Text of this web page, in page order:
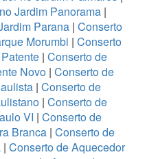
Jardim Panorama|
Parana | Conserto
Morumbi | Conserto
| Conserto de
Novo | Conserto de
| Conserto de
| Conserto de
VI | Conserto de
Branca| Conserto de
| Conserto de Aquecedor